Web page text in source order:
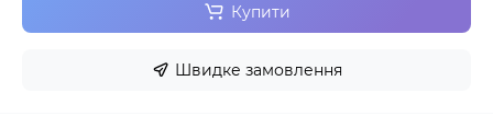
Купити
Швидке замовлення